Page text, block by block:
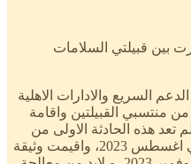
بين قبيلتي السلامات
السريع والادارات الاهلية
منتسبي القبيلتين واقامة
تعد هذه الحادثة الاولى من
نوعها حيث اقتتلت ذات القبيلتين في اغسطس 2023، واقيمت وثيقة